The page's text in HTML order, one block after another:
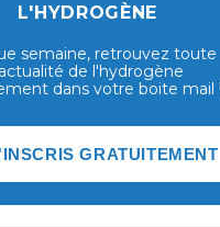
L'HYDROGÈNE
semaine, retrouvez toute
de l'hydrogène
dans votre boite mail !
GRATUITEMENT